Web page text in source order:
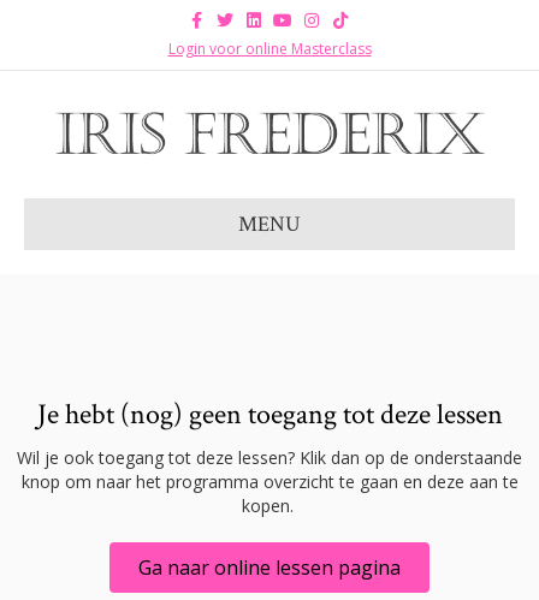
Facebook
TwitterLinkedinYoutubeInstagram
Tiktok
Login voor online Masterclass
MENU
Je hebt (nog) geen toegang tot deze lessen
Wil je ook toegang tot deze lessen? Klik dan op de onderstaande
knop om naar het programma overzicht te gaan en deze aan te
kopen.
Ga naar online lessen pagina